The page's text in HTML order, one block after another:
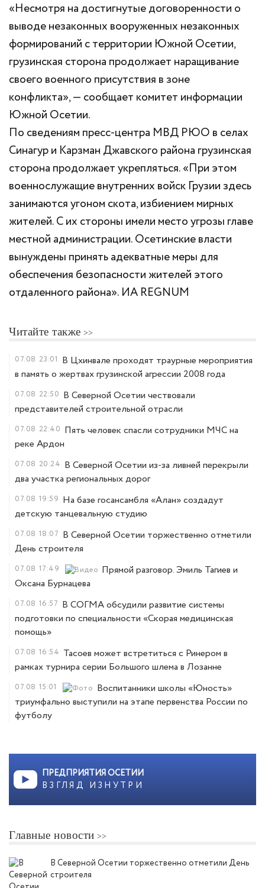
«Несмотря на достигнутые договоренности о
выводе незаконных вооруженных незаконных
формирований с территории Южной Осетии,
грузинская сторона продолжает наращивание
своего военного присутствия в зоне
конфликта», — сообщает комитет информации
Южной Осетии.
По сведениям пресс-центра МВД РЮО в селах
Синагур и Карзман Джавского района грузинская
сторона продолжает укрепляться. «При этом
военнослужащие внутренних войск Грузии здесь
занимаются угоном скота, избиением мирных
жителей. С их стороны имели место угрозы главе
местной администрации. Осетинские власти
вынуждены принять адекватные меры для
обеспечения безопасности жителей этого
отдаленного района». ИА REGNUM
Читайте также
07.08 23:01 В Цхинвале проходят траурные мероприятия
в память о жертвах грузинской агрессии 2008 года
07.08 22:50 В Северной Осетии чествовали
представителей строительной отрасли
07.08 22:40 Пять человек спасли сотрудники МЧС на
реке Ардон
07.08 20:24 В Северной Осетии из-за ливней перекрыли
два участка региональных дорог
07.08 19:59 На базе госансамбля «Алан» создадут
детскую танцевальную студию
07.08 18:07 В Северной Осетии торжественно отметили
День строителя
07.08 17:49
Прямой разговор. Эмиль Тагиев и
Оксана Бурнацева
07.08 16:57 В СОГМА обсудили развитие системы
подготовки по специальности «Скорая медицинская
помощь»
07.08 16:54 Тасоев может встретиться с Ринером в
рамках турнира серии Большого шлема в Лозанне
07.08 15:01
Воспитанники школы «Юность»
триумфально выступили на этапе первенства России по
футболу
ПРЕДПРИЯТИЯ ОСЕТИИ
ВЗГЛЯД ИЗНУТРИ
Главные новости
В Северной Осетии торжественно отметили День
строителя